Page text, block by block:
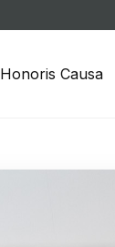
Honoris Causa